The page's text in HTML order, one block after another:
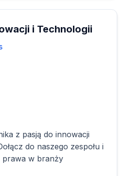
i Technologii
z pasją do innowacji
do naszego zespołu i
prawa w branży